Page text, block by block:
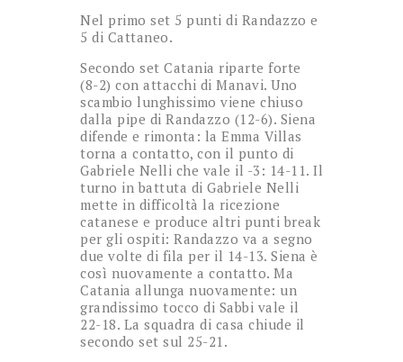
Nel primo set 5 punti di Randazzo e
5 di Cattaneo.
Secondo set Catania riparte forte
(8-2) con attacchi di Manavi. Uno
scambio lunghissimo viene chiuso
dalla pipe di Randazzo (12-6). Siena
difende e rimonta: la Emma Villas
torna a contatto, con il punto di
Gabriele Nelli che vale il -3: 14-11. Il
turno in battuta di Gabriele Nelli
mette in difficoltà la ricezione
catanese e produce altri punti break
per gli ospiti: Randazzo va a segno
due volte di fila per il 14-13. Siena è
così nuovamente a contatto. Ma
Catania allunga nuovamente: un
grandissimo tocco di Sabbi vale il
22-18. La squadra di casa chiude il
secondo set sul 25-21.